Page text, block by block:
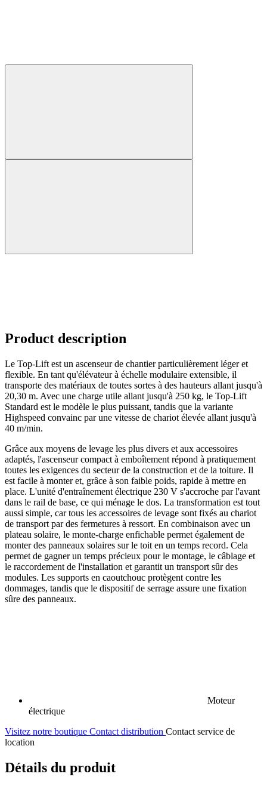
Product description
Le Top-Lift est un ascenseur de chantier particulièrement léger et
flexible. En tant qu'élévateur à échelle modulaire extensible, il
transporte des matériaux de toutes sortes à des hauteurs allant jusqu'à
20,30 m. Avec une charge utile allant jusqu'à 250 kg, le Top-Lift
Standard est le modèle le plus puissant, tandis que la variante
Highspeed convainc par une vitesse de chariot élevée allant jusqu'à
40 m/min.
Grâce aux moyens de levage les plus divers et aux accessoires
adaptés, l'ascenseur compact à emboîtement répond à pratiquement
toutes les exigences du secteur de la construction et de la toiture. Il
est facile à monter et, grâce à son faible poids, rapide à mettre en
place. L'unité d'entraînement électrique 230 V s'accroche par l'avant
dans le rail de base, ce qui ménage le dos. La transformation est tout
aussi simple, car tous les accessoires de levage sont fixés au chariot
de transport par des fermetures à ressort. En combinaison avec un
plateau solaire, le monte-charge enfichable permet également de
monter des panneaux solaires sur le toit en un temps record. Cela
permet de gagner un temps précieux pour le montage, le câblage et
le raccordement de l'installation et garantit un transport sûr des
modules. Les supports en caoutchouc protègent contre les
dommages, tandis que le dispositif de serrage assure une fixation
sûre des panneaux.
Moteur
électrique
Visitez notre boutique Contact distribution Contact service de
location
Détails du produit